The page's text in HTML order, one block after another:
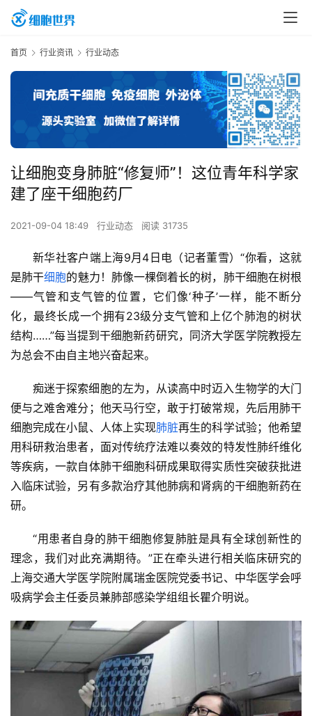
首页 行业资讯 行业动态
让细胞变身肺脏“修复师”！这位青年科学家
建了座干细胞药厂
2021-09-04 18:49 行业动态 阅读 31735
新华社客户端上海9月4日电（记者董雪）“你看，这就
是肺干细胞的魅力！肺像一棵倒着长的树，肺干细胞在树根
——气管和支气管的位置，它们像‘种子’一样，能不断分
化，最终长成一个拥有23级分支气管和上亿个肺泡的树状
结构……”每当提到干细胞新药研究，同济大学医学院教授左
为总会不由自主地兴奋起来。
痴迷于探索细胞的左为，从读高中时迈入生物学的大门
便与之难舍难分；他天马行空，敢于打破常规，先后用肺干
细胞完成在小鼠、人体上实现肺脏再生的科学试验；他希望
用科研救治患者，面对传统疗法难以奏效的特发性肺纤维化
等疾病，一款自体肺干细胞科研成果取得实质性突破获批进
入临床试验，另有多款治疗其他肺病和肾病的干细胞新药在
研。
“用患者自身的肺干细胞修复肺脏是具有全球创新性的
理念，我们对此充满期待。”正在牵头进行相关临床研究的
上海交通大学医学院附属瑞金医院党委书记、中华医学会呼
吸病学会主任委员兼肺部感染学组组长瞿介明说。